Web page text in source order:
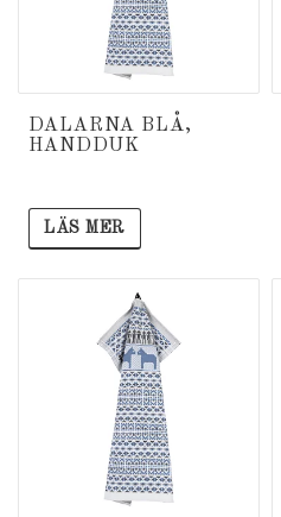
DALARNA BLÅ,
HANDDUK
LÄS MER